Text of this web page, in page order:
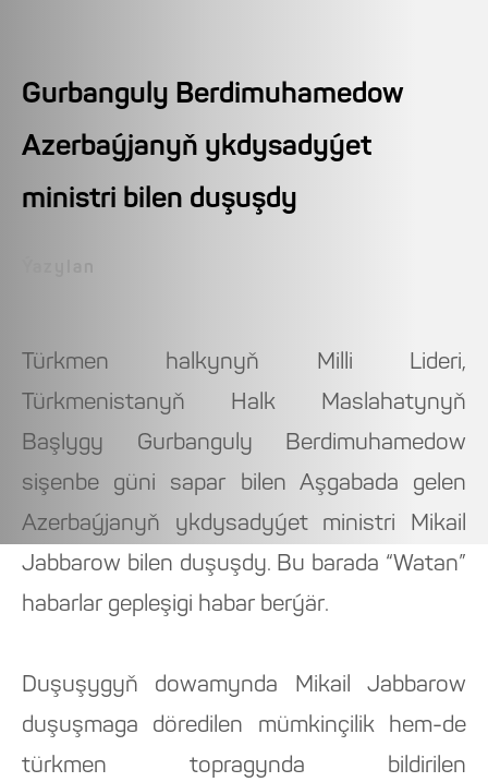
Gurbanguly Berdimuhamedow
Azerbaýjanyň ykdysadyýet
ministri bilen duşuşdy
Türkmen halkynyň Milli Lideri,
Türkmenistanyň Halk Maslahatynyň
Başlygy Gurbanguly Berdimuhamedow
sişenbe güni sapar bilen Aşgabada gelen
Azerbaýjanyň ykdysadyýet ministri Mikail
Jabbarow bilen duşuşdy. Bu barada “Watan”
habarlar gepleşigi habar berýär.
Duşuşygyň dowamynda Mikail Jabbarow
duşuşmaga döredilen mümkinçilik hem-de
türkmen topragynda bildirilen